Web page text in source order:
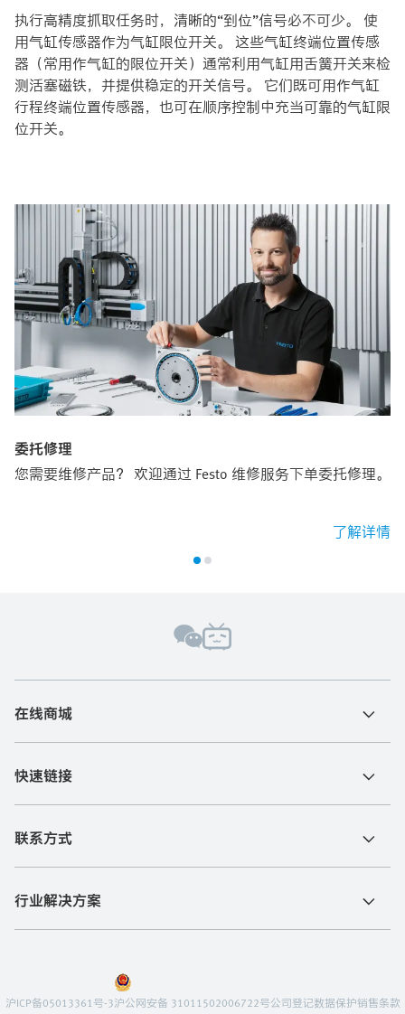
执行高精度抓取任务时，清晰的“到位”信号必不可少。 使
用气缸传感器作为气缸限位开关。 这些气缸终端位置传感
器（常用作气缸的限位开关）通常利用气缸用舌簧开关来检
测活塞磁铁，并提供稳定的开关信号。 它们既可用作气缸
行程终端位置传感器，也可在顺序控制中充当可靠的气缸限
位开关。
委托修理
您需要维修产品？ 欢迎通过 Festo 维修服务下单委托修理。
了解详情
在线商城
快速链接
联系方式
行业解决方案
沪ICP备05013361号-3沪公网安备 31011502006722号公司登记数据保护销售条款